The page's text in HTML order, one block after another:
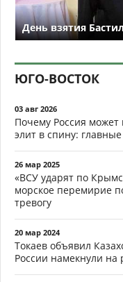
День взятия
ЮГО-ВОСТОК
03 авг 2026
Почему Россия может
элит в спину:
26 мар 2025
«ВСУ ударят по
морское перемирие
тревогу
20 мар 2024
Токаев объявил
России намекнули на